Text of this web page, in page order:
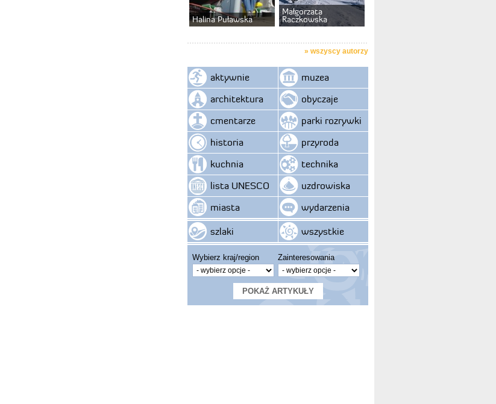
Halina Puławska
Małgorzata
Raczkowska
» wszyscy autorzy
aktywnie
architektura
cmentarze
historia
kuchnia
lista UNESCO
miasta
szlaki
muzea
obyczaje
parki rozrywki
przyroda
technika
uzdrowiska
wydarzenia
wszystkie
Wybierz kraj/region Zainteresowania